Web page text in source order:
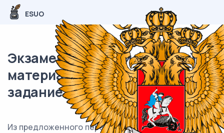
ESUO
Экзаменационный (типовой)
материал ЕГЭ / Химия / 18
задание (24) / 59
Из предложенного перечня выберите все факторы,